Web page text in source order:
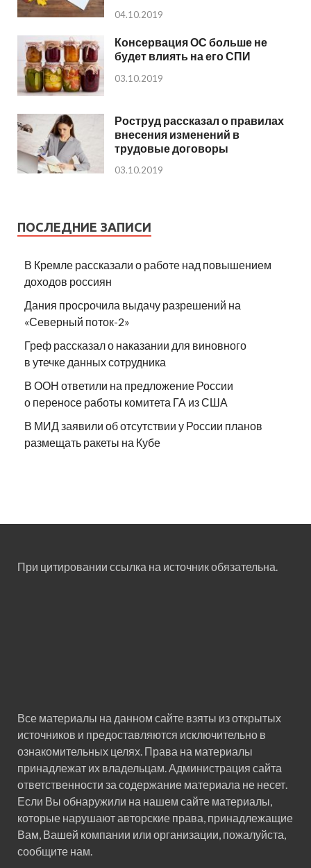
04.10.2019
Консервация ОС больше не
будет влиять на его СПИ
03.10.2019
Роструд рассказал о правилах
внесения изменений в
трудовые договоры
03.10.2019
ПОСЛЕДНИЕ ЗАПИСИ
В Кремле рассказали о работе над повышением
доходов россиян
Дания просрочила выдачу разрешений на
«Северный поток-2»
Греф рассказал о наказании для виновного
в утечке данных сотрудника
В ООН ответили на предложение России
о переносе работы комитета ГА из США
В МИД заявили об отсутствии у России планов
размещать ракеты на Кубе
При цитировании ссылка на источник обязательна.
Все материалы на данном сайте взяты из открытых
источников и предоставляются исключительно в
ознакомительных целях. Права на материалы
принадлежат их владельцам. Администрация сайта
ответственности за содержание материала не несет.
Если Вы обнаружили на нашем сайте материалы,
которые нарушают авторские права, принадлежащие
Вам, Вашей компании или организации, пожалуйста,
сообщите нам.